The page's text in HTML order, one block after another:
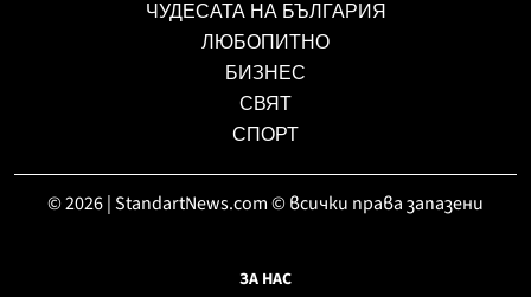
ЧУДЕСАТА НА БЪЛГАРИЯ
ЛЮБОПИТНО
БИЗНЕС
СВЯТ
СПОРТ
© 2026 | StandartNews.com © всички права запазени
ЗА НАС